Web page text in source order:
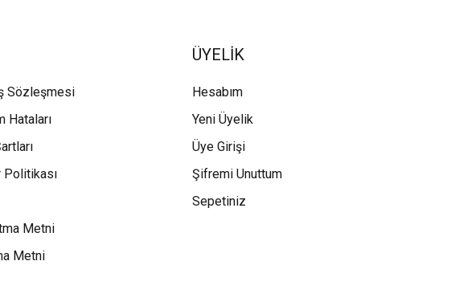
Sözleşmesi
Hataları
Metni
Metni
ÜYELİK
Hesabım
Yeni Üyelik
Üye Girişi
Şifremi Unuttum
Sepetiniz